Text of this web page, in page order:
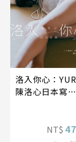
洛入你心：
陳洛心日本寫真
NT$